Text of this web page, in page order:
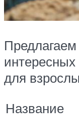
интересных
для
Название